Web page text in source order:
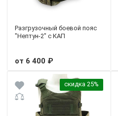
Разгрузочный боевой пояс
"Нептун-2" с КАП
от 6 400 ₽
скидка 25%